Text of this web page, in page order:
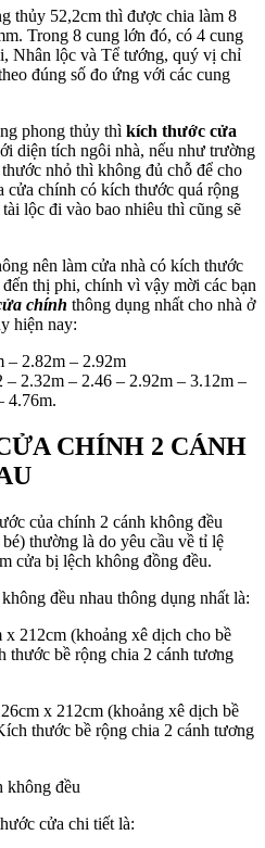
thủy 52,2cm thì được chia làm 8
Trong 8 cung lớn đó, có 4 cung
Nhân lộc và Tể tướng, quý vị chỉ
đúng số đo ứng với các cung
phong thủy thì kích thước cửa
diện tích ngôi nhà, nếu như trường
nhỏ thì không đủ chỗ để cho
cửa chính có kích thước quá rộng
lộc đi vào bao nhiêu thì cũng sẽ
nên làm cửa nhà có kích thước
thị phi, chính vì vậy mời các bạn
chính thông dụng nhất cho nhà ở
hiện nay:
– 2.82m – 2.92m
– 2.32m – 2.46 – 2.92m – 3.12m –
4.76m.
CHÍNH 2 CÁNH
của chính 2 cánh không đều
thường là do yêu cầu về tỉ lệ
cửa bị lệch không đồng đều.
không đều nhau thông dụng nhất là:
212cm (khoảng xê dịch cho bề
thước bề rộng chia 2 cánh tương
x 212cm (khoảng xê dịch bề
thước bề rộng chia 2 cánh tương
cửa chi tiết là: